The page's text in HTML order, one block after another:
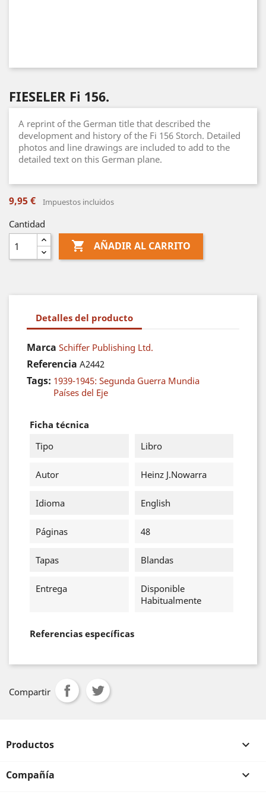
FIESELER Fi 156.
A reprint of the German title that described the
development and history of the Fi 156 Storch. Detailed
photos and line drawings are included to add to the
detailed text on this German plane.
9,95 € Impuestos incluidos
Cantidad
 AÑADIR AL CARRITO
Detalles del producto
Marca Schiffer Publishing Ltd.
Referencia A2442
Tags: 1939-1945: Segunda Guerra Mundia
Países del Eje
Ficha técnica
Tipo
Libro
Autor Heinz J.Nowarra
Idioma English
Páginas 48
Tapas Blandas
Entrega
Disponible
Habitualmente
Referencias específicas
Compartir
Productos 
Compañía 